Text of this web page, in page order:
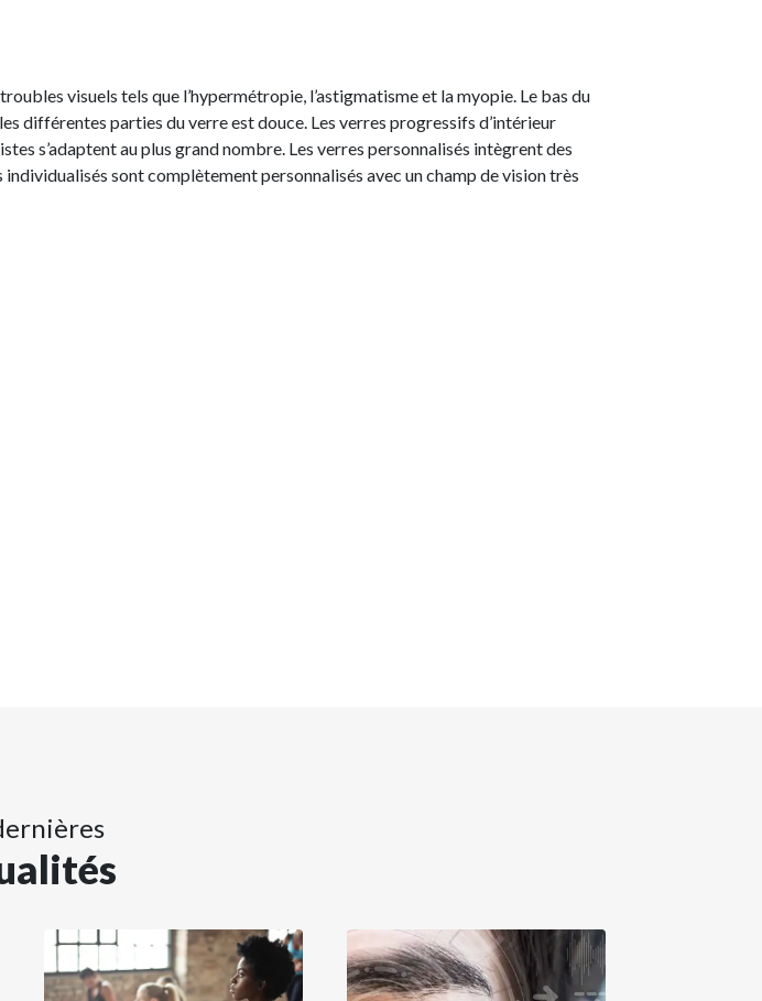
visuels tels que l’hypermétropie, l’astigmatisme et la myopie. Le bas du
différentes parties du verre est douce. Les verres progressifs d’intérieur
s’adaptent au plus grand nombre. Les verres personnalisés intègrent des
sont complètement personnalisés avec un champ de vision très